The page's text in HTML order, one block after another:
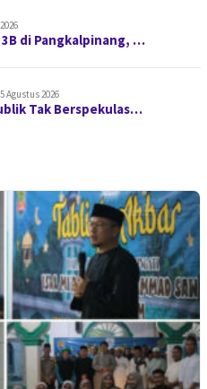
3B di Pangkalpinang, …
5 Agustus 2026
Tak Berspekulas…